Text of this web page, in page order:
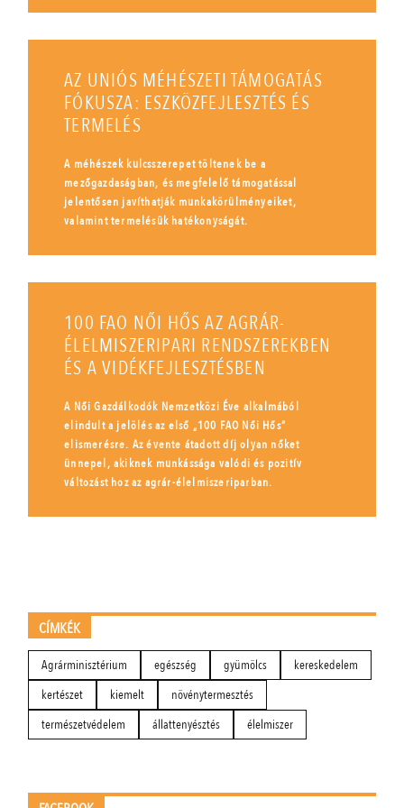
AZ UNIÓS MÉHÉSZETI TÁMOGATÁS
FÓKUSZA: ESZKÖZFEJLESZTÉS ÉS
TERMELÉS
A méhészek kulcsszerepet töltenek be a
mezőgazdaságban, és megfelelő támogatással
jelentősen javíthatják munkakörülményeiket,
valamint termelésük hatékonyságát.
100 FAO NŐI HŐS AZ AGRÁR-
ÉLELMISZERIPARI RENDSZEREKBEN
ÉS A VIDÉKFEJLESZTÉSBEN
A Női Gazdálkodók Nemzetközi Éve alkalmából
elindult a jelölés az első „100 FAO Női Hős”
elismerésre. Az évente átadott díj olyan nőket
ünnepel, akiknek munkássága valódi és pozitív
változást hoz az agrár-élelmiszeriparban.
CÍMKÉK
Agrárminisztérium egészség gyümölcs
kereskedelem
kertészet
kiemelt
növénytermesztés
természetvédelem
állattenyésztés élelmiszer